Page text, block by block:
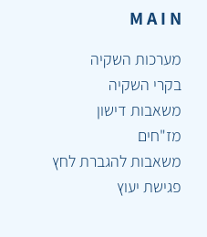
M A I N
מערכות השקיה
בקרי השקיה
משאבות דישון
מז"חים
משאבות להגברת לחץ
פגישת יעוץ